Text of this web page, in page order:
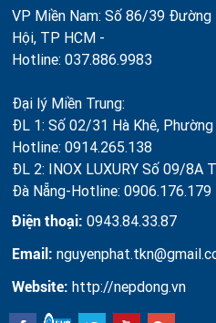
VP Miền Nam: Số 86/39
Hội, TP HCM -
Hotline: 037.886.9983
Đại lý Miền Trung:
ĐL 1: Số 02/31 Hà Khê,
Hotline: 0914.265.138
ĐL 2: INOX LUXURY Số 09/8A
Đà Nẵng-Hotline: 0906.176.179
Điện thoại: 0943.84.33.87
Email:
Website: http://nepdong.vn